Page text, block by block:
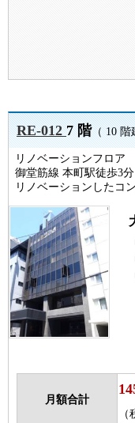
RE-0127 階（ 10 階
リノベーションフロア
御堂筋線 本町駅徒歩3
リノベーションしたコ
「
「
「
月額合計